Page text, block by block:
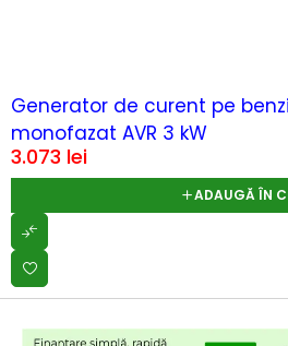
Generator de curent pe
monofazat AVR 3 kW
3.073 lei
ADAUGĂ ÎN